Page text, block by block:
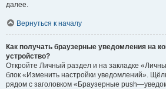
далее.
Вернуться к началу
Как получать браузерные уведомления на
устройство?
Откройте Личный раздел и на закладке
блок «Изменить настройки уведомлений».
рядом с заголовком «Браузерные